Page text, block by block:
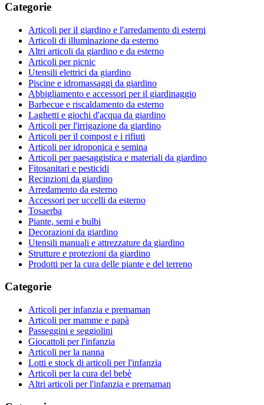
Categorie
Articoli per il giardino e l'arredamento di esterni
Articoli di illuminazione da esterno
Altri articoli da giardino e da esterno
Articoli per picnic
Utensili elettrici da giardino
Piscine e idromassaggi da giardino
Abbigliamento e accessori per il giardinaggio
Barbecue e riscaldamento da esterno
Laghetti e giochi d'acqua da giardino
Articoli per l'irrigazione da giardino
Articoli per il compost e i rifiuti
Articoli per idroponica e semina
Articoli per paesaggistica e materiali da giardino
Fitosanitari e pesticidi
Recinzioni da giardino
Arredamento da esterno
Accessori per uccelli da esterno
Tosaerba
Piante, semi e bulbi
Decorazioni da giardino
Utensili manuali e attrezzature da giardino
Strutture e protezioni da giardino
Prodotti per la cura delle piante e del terreno
Categorie
Articoli per infanzia e premaman
Articoli per mamme e papà
Passeggini e seggiolini
Giocattoli per l'infanzia
Articoli per la nanna
Lotti e stock di articoli per l'infanzia
Articoli per la cura del bebè
Altri articoli per l'infanzia e premaman